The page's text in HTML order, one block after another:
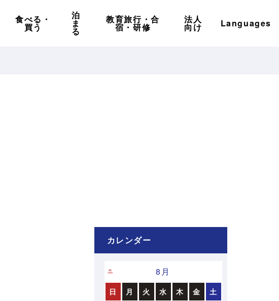
食べる・
買う
泊
ま
る
教育旅行・合
宿・研修
法人
向け Languages
カレンダー
« 8月
日 月 火 水 木 金
土